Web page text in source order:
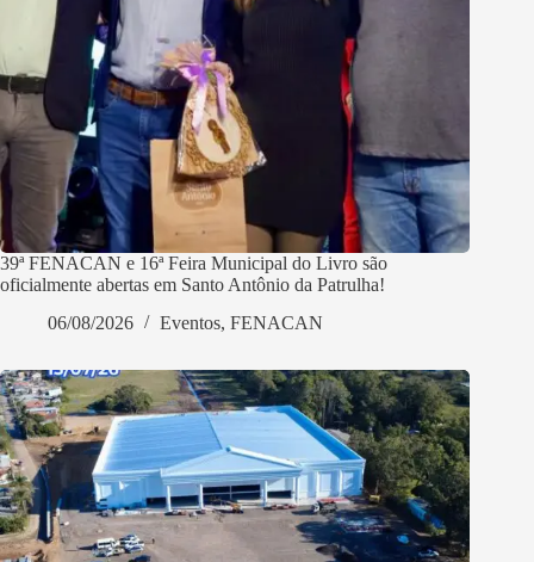
39ª FENACAN e 16ª Feira Municipal do Livro são
oficialmente abertas em Santo Antônio da Patrulha!
06/08/2026
Eventos, FENACAN